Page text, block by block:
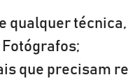
qualquer
que precisam